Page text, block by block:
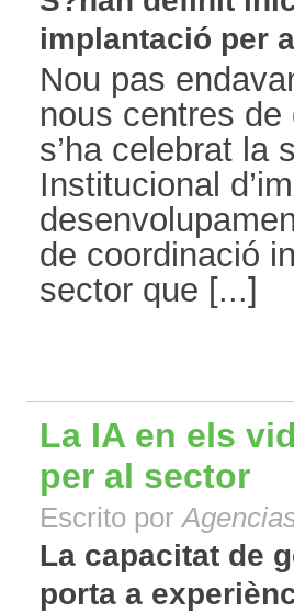
implantació per
Nou pas
nous centres
s’ha celebrat la
Institucional
de coordinació
sector que [...]
La IA en els
per al sector
Escrito por
La capacitat de
porta a